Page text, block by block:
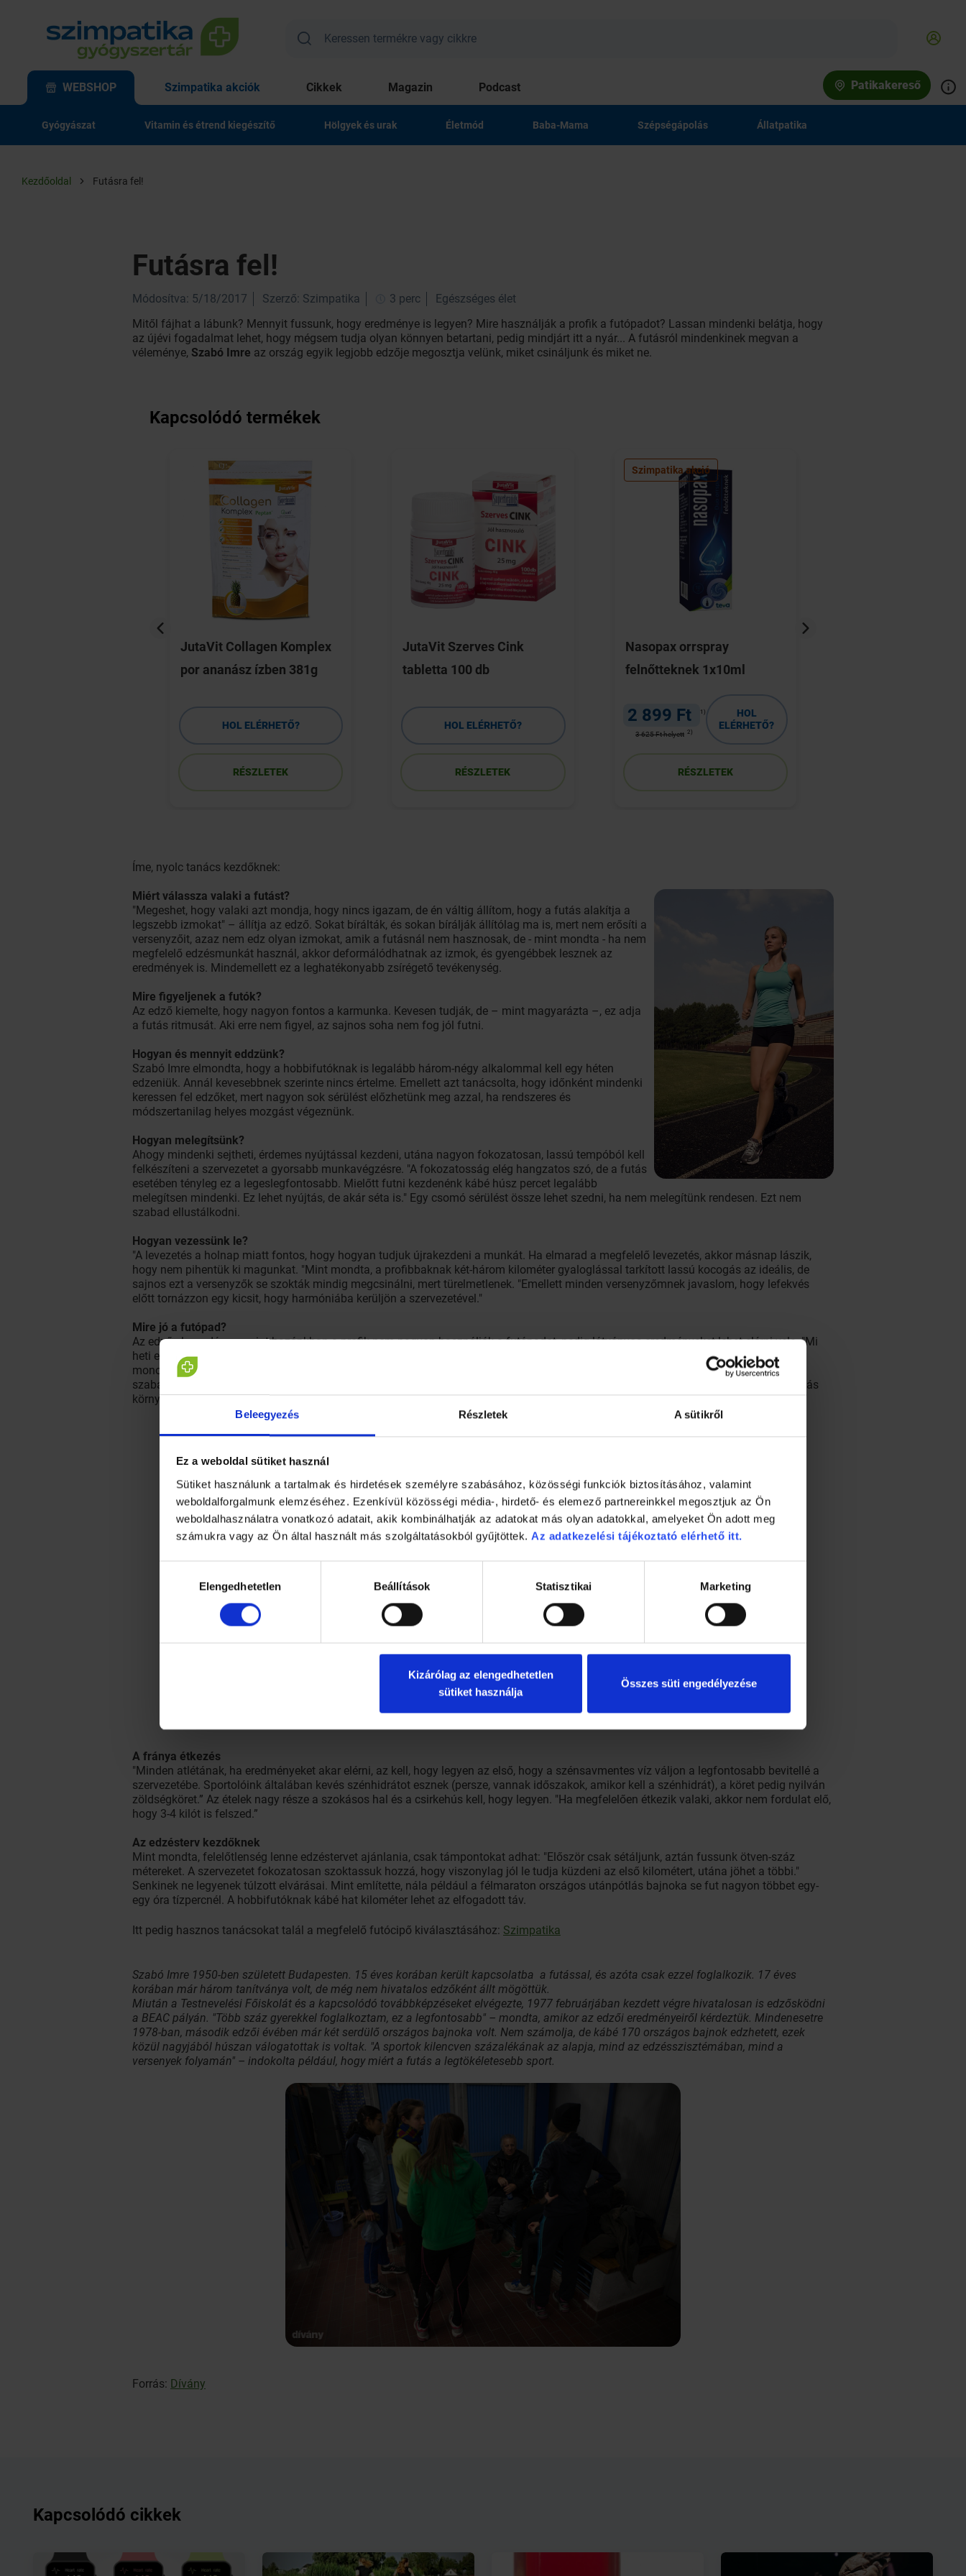
Beleegyezés Részletek A sütikről
Ez a weboldal sütiket használ
Sütiket használunk a tartalmak és hirdetések személyre szabásához, közösségi funkciók biztosításához, valamint
weboldalforgalmunk elemzéséhez. Ezenkívül közösségi média-, hirdető- és elemező partnereinkkel megosztjuk az Ön
weboldalhasználatra vonatkozó adatait, akik kombinálhatják az adatokat más olyan adatokkal, amelyeket Ön adott meg
számukra vagy az Ön által használt más szolgáltatásokból gyűjtöttek. Az adatkezelési tájékoztató elérhető itt.
kiválasztásaElengedhetetlen Beállítások Statisztikai Marketing
Kizárólag az elengedhetetlen
sütiket használja
Összes süti engedélyezése
WEBSHOP Szimpatika akciók Cikkek Magazin Podcast Patikakereső
Gyógyászat Vitamin és étrend kiegészítő Hölgyek és urak Életmód Baba-Mama Szépségápolás Állatpatika
Kezdőoldal Futásra fel!
Futásra fel!
Módosítva: 5/18/2017 Szerző: Szimpatika 3 perc
Egészséges élet
Mitől fájhat a lábunk? Mennyit fussunk, hogy eredménye is legyen? Mire használják a profik a futópadot? Lassan mindenki belátja, hogy
az újévi fogadalmat lehet, hogy mégsem tudja olyan könnyen betartani, pedig mindjárt itt a nyár... A futásról mindenkinek megvan a
véleménye, Szabó Imre az ország egyik legjobb edzője megosztja velünk, miket csináljunk és miket ne.
Kapcsolódó termékek
JutaVit Collagen Komplex
por ananász ízben 381g
HOL ELÉRHETŐ?
RÉSZLETEK
JutaVit Szerves Cink
tabletta 100 db
HOL ELÉRHETŐ?
RÉSZLETEK
Szimpatika akció
Nasopax orrspray
felnőtteknek 1x10ml
2 899 Ft 1)
3 625 Ft helyett 2)
HOL
ELÉRHETŐ?
RÉSZLETEK
Íme, nyolc tanács kezdőknek:
Miért válassza valaki a futást?
"Megeshet, hogy valaki azt mondja, hogy nincs igazam, de én váltig állítom, hogy a futás alakítja a
legszebb izmokat" – állítja az edző. Sokat bírálták, és sokan bírálják állítólag ma is, mert nem erősíti a
versenyzőit, azaz nem edz olyan izmokat, amik a futásnál nem hasznosak, de - mint mondta - ha nem
megfelelő edzésmunkát használ, akkor deformálódhatnak az izmok, és gyengébbek lesznek az
eredmények is. Mindemellett ez a leghatékonyabb zsírégető tevékenység.
Mire figyeljenek a futók?
Az edző kiemelte, hogy nagyon fontos a karmunka. Kevesen tudják, de – mint magyarázta –, ez adja
a futás ritmusát. Aki erre nem figyel, az sajnos soha nem fog jól futni.
Hogyan és mennyit eddzünk?
Szabó Imre elmondta, hogy a hobbifutóknak is legalább három-négy alkalommal kell egy héten
edzeniük. Annál kevesebbnek szerinte nincs értelme. Emellett azt tanácsolta, hogy időnként mindenki
keressen fel edzőket, mert nagyon sok sérülést előzhetünk meg azzal, ha rendszeres és
módszertanilag helyes mozgást végeznünk.
Hogyan melegítsünk?
Ahogy mindenki sejtheti, érdemes nyújtással kezdeni, utána nagyon fokozatosan, lassú tempóból kell
felkészíteni a szervezetet a gyorsabb munkavégzésre. "A fokozatosság elég hangzatos szó, de a futás
esetében tényleg ez a legeslegfontosabb. Mielőtt futni kezdenénk kábé húsz percet legalább
melegítsen mindenki. Ez lehet nyújtás, de akár séta is." Egy csomó sérülést össze lehet szedni, ha nem melegítünk rendesen. Ezt nem
szabad ellustálkodni.
Hogyan vezessünk le?
"A levezetés a holnap miatt fontos, hogy hogyan tudjuk újrakezdeni a munkát. Ha elmarad a megfelelő levezetés, akkor másnap lászik,
hogy nem pihentük ki magunkat. "Mint mondta, a profibbaknak két-három kilométer gyaloglással tarkított lassú kocogás az ideális, de
sajnos ezt a versenyzők se szokták mindig megcsinálni, mert türelmetlenek. "Emellett minden versenyzőmnek javaslom, hogy lefekvés
előtt tornázzon egy kicsit, hogy harmóniába kerüljön a szervezetével."
Mire jó a futópad?
Az edző elmondása szerint hazánkban a profik nem nagyon használják a futópadot, pedig látványos eredményeket lehet elérni vele. "Mi
heti egy alkalommal mindenképp használjuk. A karmunka hatékonyabbá tétele például sokkal könnyebben megoldható vele, de a
monotónia- tűrőképességet sem tudja semmi jobban fejleszteni." Az viszont biztos, hogy a gépi edzés nem hasonlítható a
szabadlevegőshöz - többek között éppen a monotonsága miatt. "Annál azért nincs jobb, mint amikor az ember a Normafánál fut csodás
környezetben."
A fránya étkezés
"Minden atlétának, ha eredményeket akar elérni, az kell, hogy legyen az első, hogy a szénsavmentes víz váljon a legfontosabb bevitellé a
szervezetébe. Sportolóink általában kevés szénhidrátot esznek (persze, vannak időszakok, amikor kell a szénhidrát), a köret pedig nyilván
zöldségköret.” Az ételek nagy része a szokásos hal és a csirkehús kell, hogy legyen. "Ha megfelelően étkezik valaki, akkor nem fordulat elő,
hogy 3-4 kilót is felszed.”
Az edzésterv kezdőknek
Mint mondta, felelőtlenség lenne edzéstervet ajánlania, csak támpontokat adhat: "Először csak sétáljunk, aztán fussunk ötven-száz
métereket. A szervezetet fokozatosan szoktassuk hozzá, hogy viszonylag jól le tudja küzdeni az első kilométert, utána jöhet a többi."
Senkinek ne legyenek túlzott elvárásai. Mint említette, nála például a félmaraton országos utánpótlás bajnoka se fut nagyon többet egy-
egy óra tízpercnél. A hobbifutóknak kábé hat kilométer lehet az elfogadott táv.
Itt pedig hasznos tanácsokat talál a megfelelő futócipő kiválasztásához: Szimpatika
Szabó Imre 1950-ben született Budapesten. 15 éves korában került kapcsolatba a futással, és azóta csak ezzel foglalkozik. 17 éves
korában már három tanítványa volt, de még nem hivatalos edzőként állt mögöttük.
Miután a Testnevelési Főiskolát és a kapcsolódó továbbképzéseket elvégezte, 1977 februárjában kezdett végre hivatalosan is edzősködni
a BEAC pályán. "Több száz gyerekkel foglalkoztam, ez a legfontosabb" – mondta, amikor az edzői eredményeiről kérdeztük. Mindenesetre
1978-ban, második edzői évében már két serdülő országos bajnoka volt. Nem számolja, de kábé 170 országos bajnok edzhetett, ezek
közül nagyjából húszan válogatottak is voltak. "A sportok kilencven százalékának az alapja, mind az edzésszisztémában, mind a
versenyek folyamán" – indokolta például, hogy miért a futás a legtökéletesebb sport.
Forrás: Dívány
Kapcsolódó cikkek